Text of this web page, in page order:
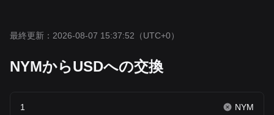
最終更新：2026-08-07 15:37:52 （UTC+0）
NYMからUSDへの交換
NYM